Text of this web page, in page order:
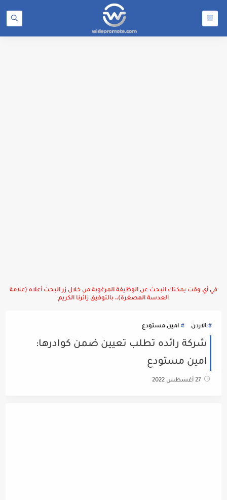
في أي وقت يمكنك البحث عن الوظيفة المرغوبة من خلال زر البحث أعلاه (علامة
العدسة المصغرة)،، بالتوفيق زائرنا الكريم
الاردن امين مستودع
شركة رائده تطلب تعيين ضمن كوادرها:
امين مستودع
27 أغسطس 2022